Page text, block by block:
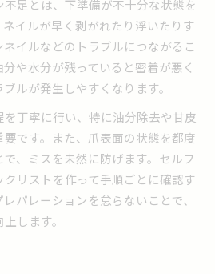
足とは、下準備が不十分な状態を
イルが早く剥がれたり浮いたりす
イルなどのトラブルにつながるこ
や水分が残っていると密着が悪く
ルが発生しやすくなります。
丁寧に行い、特に油分除去や甘皮
です。また、爪表面の状態を都度
、ミスを未然に防げます。セルフ
リストを作って手順ごとに確認す
パレーションを怠らないことで、
します。